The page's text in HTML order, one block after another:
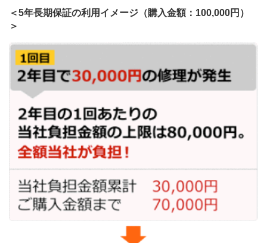
＜5年長期保証の利用イメージ（購入金額：100,000円）
＞